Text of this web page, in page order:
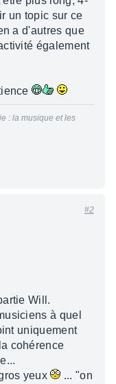
un topic sur ce
a d'autres que
également
: la musique et les
#2
Will.
à quel
uniquement
cohérence
yeux
... "on